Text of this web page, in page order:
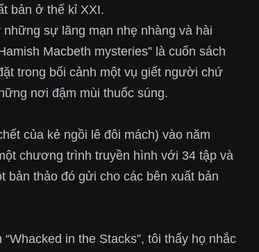
bản ở thế kỉ XXI.
sự lãng mạn nhẹ nhàng và hài
Macbeth mysteries” là cuốn sách
trong bối cảnh một vụ giết người chứ
nơi đậm mùi thuốc súng.
của kẻ ngồi lê đôi mách) vào năm
chương trình truyền hình với 34 tập và
bản thảo đó gửi cho các bên xuất bản
in the Stacks”, tôi thấy họ nhắc